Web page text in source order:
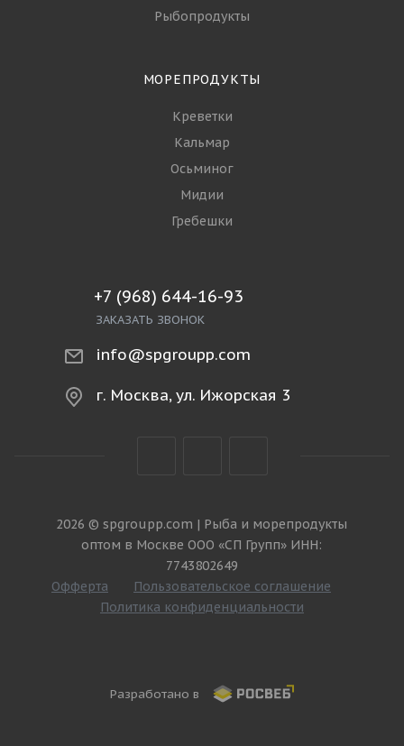
Рыбопродукты
МОРЕПРОДУКТЫ
Креветки
Кальмар
Осьминог
Мидии
Гребешки
+7 (968) 644-16-93
ЗАКАЗАТЬ ЗВОНОК
info@spgroupp.com
г. Москва, ул. Ижорская 3
2026 © spgroupp.com | Рыба и морепродукты
оптом в Москве ООО «СП Групп» ИНН:
7743802649
Офферта
Пользовательское соглашение
Политика конфиденциальности
Разработано в